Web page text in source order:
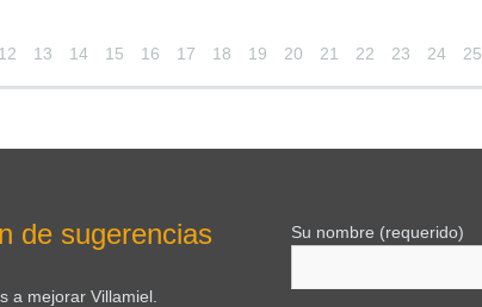
13 14 15 16 17 18 19 20 21 22 23 24 25
de sugerencias
a mejorar Villamiel.
Su nombre (requerido)